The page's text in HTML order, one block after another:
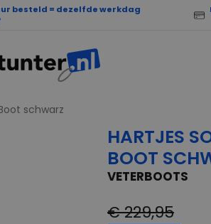
besteld = dezelfde werkdag
schwarz
HARTJES
BOOT
VETERBOOTS
€ 229,95